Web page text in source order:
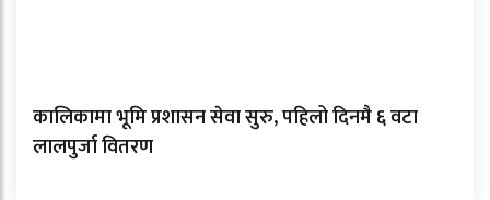
कालिकामा भूमि प्रशासन सेवा सुरु, पहिलो दिनमै ६ वटा
लालपुर्जा वितरण